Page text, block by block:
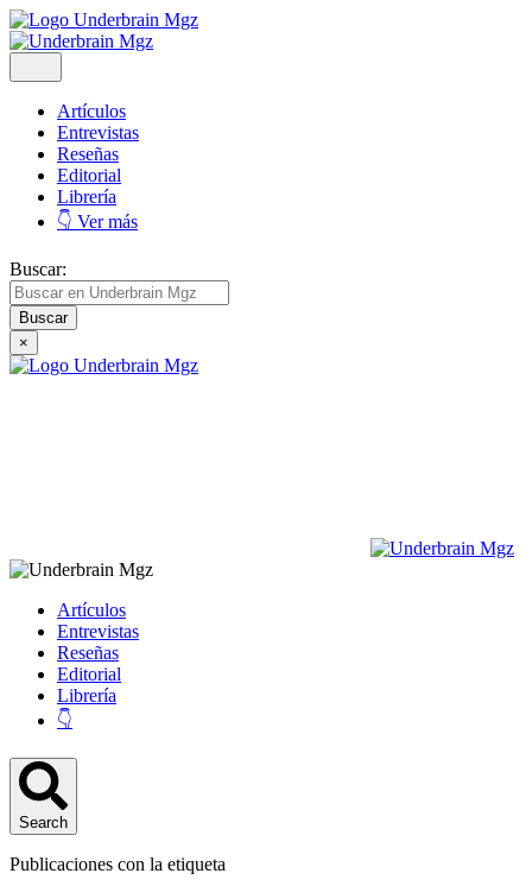
Artículos
Entrevistas
Reseñas
Editorial
Librería
👇 Ver más
Buscar:
×
Artículos
Entrevistas
Reseñas
Editorial
Librería
👇
Search
Publicaciones con la etiqueta